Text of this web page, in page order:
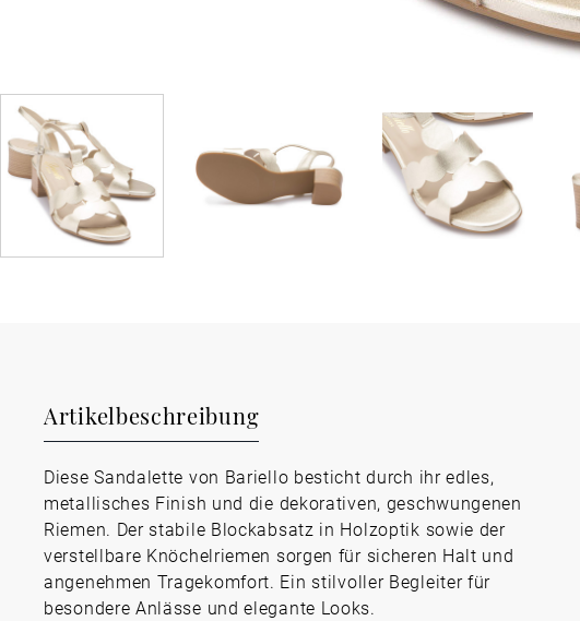
Artikelbeschreibung
Diese Sandalette von Bariello besticht durch ihr edles,
metallisches Finish und die dekorativen, geschwungenen
Riemen. Der stabile Blockabsatz in Holzoptik sowie der
verstellbare Knöchelriemen sorgen für sicheren Halt und
angenehmen Tragekomfort. Ein stilvoller Begleiter für
besondere Anlässe und elegante Looks.